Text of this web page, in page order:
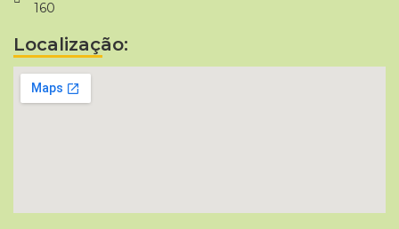
160
Localização: